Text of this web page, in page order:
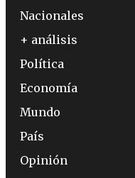
Nacionales
+ análisis
Política
Economía
Mundo
País
Opinión